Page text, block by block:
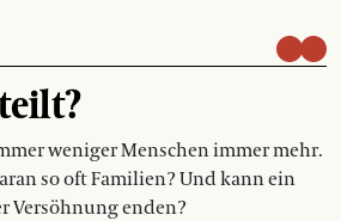
weniger Menschen immer mehr.
so oft Familien? Und kann ein
Versöhnung enden?